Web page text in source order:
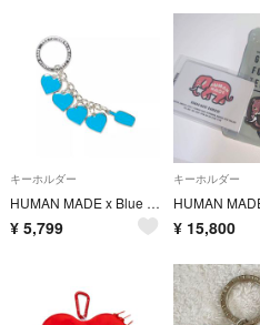
キーホルダー
HUMAN MADE x Blue Bottle Coffee Key Charm "Blue"ヒューマン メイド
¥ 5,799
キーホルダー
¥ 15,800